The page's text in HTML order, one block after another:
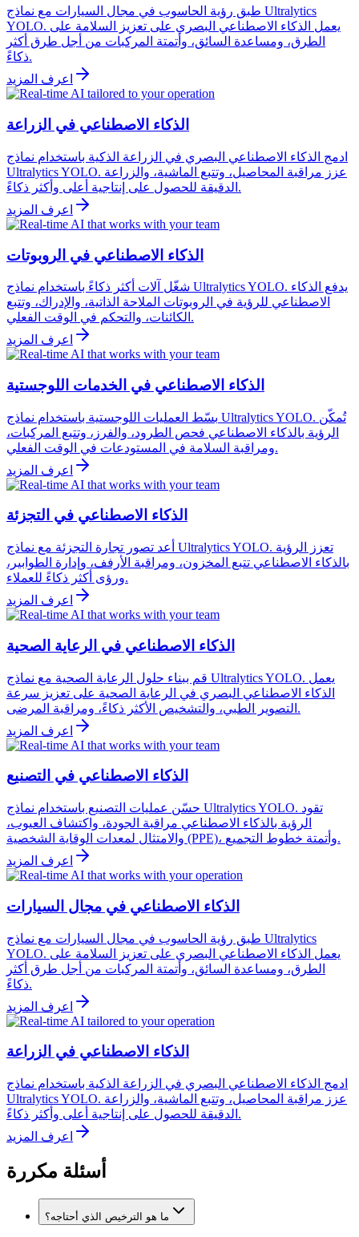
طبق رؤية الحاسوب في مجال السيارات مع نماذج Ultralytics
YOLO. يعمل الذكاء الاصطناعي البصري على تعزيز السلامة على
الطرق، ومساعدة السائق، وأتمتة المركبات من أجل طرق أكثر
ذكاءً.
اعرف المزيد
الذكاء الاصطناعي في الزراعة
ادمج الذكاء الاصطناعي البصري في الزراعة الذكية باستخدام نماذج
Ultralytics YOLO. عزز مراقبة المحاصيل، وتتبع الماشية، والزراعة
الدقيقة للحصول على إنتاجية أعلى وأكثر ذكاءً.
اعرف المزيد
الذكاء الاصطناعي في الروبوتات
شغّل آلات أكثر ذكاءً باستخدام نماذج Ultralytics YOLO. يدفع الذكاء
الاصطناعي للرؤية في الروبوتات الملاحة الذاتية، والإدراك، وتتبع
الكائنات، والتحكم في الوقت الفعلي.
اعرف المزيد
الذكاء الاصطناعي في الخدمات اللوجستية
بسّط العمليات اللوجستية باستخدام نماذج Ultralytics YOLO. تُمكّن
الرؤية بالذكاء الاصطناعي فحص الطرود، والفرز، وتتبع المركبات،
ومراقبة السلامة في المستودعات في الوقت الفعلي.
اعرف المزيد
الذكاء الاصطناعي في التجزئة
أعد تصور تجارة التجزئة مع نماذج Ultralytics YOLO. تعزز الرؤية
بالذكاء الاصطناعي تتبع المخزون، ومراقبة الأرفف، وإدارة الطوابير،
ورؤى أكثر ذكاءً للعملاء.
اعرف المزيد
الذكاء الاصطناعي في الرعاية الصحية
قم ببناء حلول الرعاية الصحية مع نماذج Ultralytics YOLO. يعمل
الذكاء الاصطناعي البصري في الرعاية الصحية على تعزيز سرعة
التصوير الطبي، والتشخيص الأكثر ذكاءً، ومراقبة المرضى.
اعرف المزيد
الذكاء الاصطناعي في التصنيع
حسّن عمليات التصنيع باستخدام نماذج Ultralytics YOLO. تقود
الرؤية بالذكاء الاصطناعي مراقبة الجودة، واكتشاف العيوب،
والامتثال لمعدات الوقاية الشخصية (PPE)، وأتمتة خطوط التجميع.
اعرف المزيد
الذكاء الاصطناعي في مجال السيارات
طبق رؤية الحاسوب في مجال السيارات مع نماذج Ultralytics
YOLO. يعمل الذكاء الاصطناعي البصري على تعزيز السلامة على
الطرق، ومساعدة السائق، وأتمتة المركبات من أجل طرق أكثر
ذكاءً.
اعرف المزيد
الذكاء الاصطناعي في الزراعة
ادمج الذكاء الاصطناعي البصري في الزراعة الذكية باستخدام نماذج
Ultralytics YOLO. عزز مراقبة المحاصيل، وتتبع الماشية، والزراعة
الدقيقة للحصول على إنتاجية أعلى وأكثر ذكاءً.
اعرف المزيد
أسئلة مكررة
ما هو الترخيص الذي أحتاجه؟